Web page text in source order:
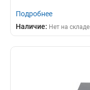
Подробнее
Наличие: Нет на складе